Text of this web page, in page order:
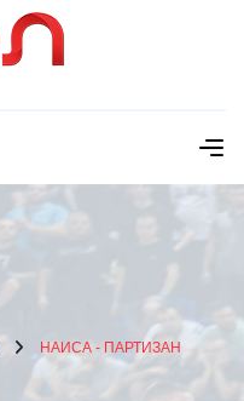
НАИСА - ПАРТИЗАН